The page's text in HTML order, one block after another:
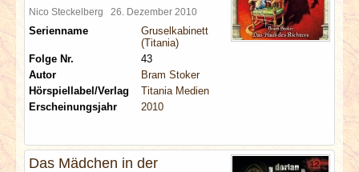
Nico Steckelberg 26. Dezember 2010
Serienname
Gruselkabinett
(Titania)
Folge Nr.
43
Autor
Bram Stoker
Hörspiellabel/Verlag
Titania Medien
Erscheinungsjahr
2010
Das Mädchen in der